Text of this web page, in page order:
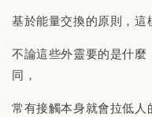
基於能量交換的原則，這
不論這些外靈要的是什麼
同，
常有接觸本身就會拉低人